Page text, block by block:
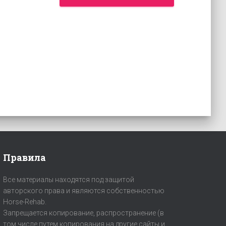
Правила
Все материалы находятся под защитой
авторского права и являются собственностью
Horse-Rehab.
Запрещается копирование, распространение (в
том числе путем копирования на другие сайты и